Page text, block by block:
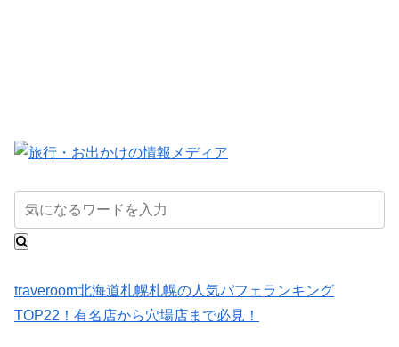
traveroom北海道札幌札幌の人気パフェランキング
TOP22！有名店から穴場店まで必見！